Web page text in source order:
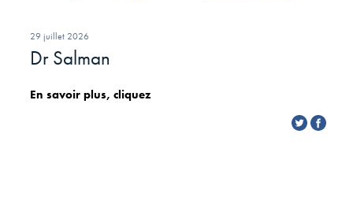
29 juillet 2026
Dr Salman
En savoir plus, cliquez